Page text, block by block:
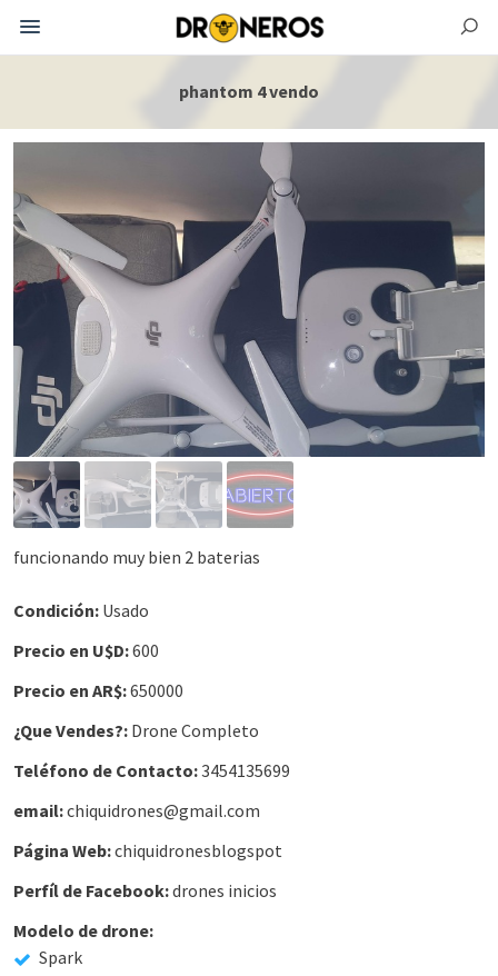
phantom 4 vendo
funcionando muy bien 2 baterias
Condición: Usado
Precio en U$D:600
Precio en AR$:650000
¿Que Vendes?: Drone Completo
Teléfono de Contacto:3454135699
email:chiquidrones@gmail.com
Página Web:chiquidronesblogspot
Perfíl de Facebook:drones inicios
Modelo de drone:
Spark